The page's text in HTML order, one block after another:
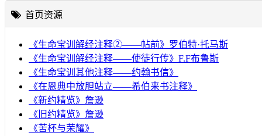
首页资源
《生命宝训解经注释②——帖前》罗伯特·托马斯
《生命宝训解经注释——使徒行传》F.F布鲁斯
《生命宝训其他注释——约翰书信》
《在恩典中放胆站立——希伯来书注释》
《新约精览》詹逊
《旧约精览》詹逊
《苦杯与荣耀》